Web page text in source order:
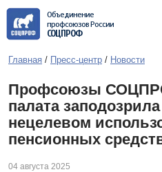
Объединение
профсоюзов России
СОЦПРОФ
Главная / Пресс-центр / Новости
Профсоюзы
палата
нецелевом
пенсионных
04 августа 2025